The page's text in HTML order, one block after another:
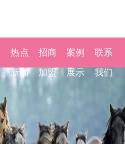
热点
新闻
招商
加盟
案例
展示
联系
我们